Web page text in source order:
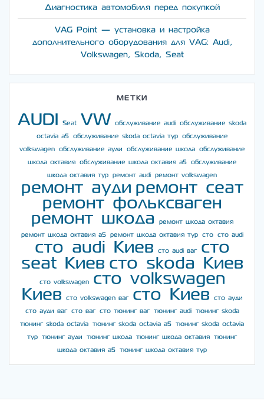
Диагностика автомобиля перед покупкой
VAG Point — установка и настройка
дополнительного оборудования для VAG: Audi,
Volkswagen, Skoda, Seat
МЕТКИ
AUDI Seat VW обслуживание audi
обслуживание skoda
octavia a5
обслуживание skoda octavia тур
обслуживание
volkswagen
обслуживание ауди обслуживание шкода
обслуживание
шкода октавия
обслуживание шкода октавия а5
обслуживание
шкода октавия тур
ремонт audi ремонт volkswagen
ремонт ауди ремонт сеат
ремонт фольксваген
ремонт шкода
ремонт шкода октавия
ремонт шкода октавия а5
ремонт шкода октавия тур сто сто audi
сто audi Киев сто audi ваг
сто
seat Киев сто skoda Киев
сто volkswagen
сто volkswagen
Киев
сто volkswagen ваг сто Киев
сто ауди
сто ауди ваг
сто ваг сто тюнинг ваг тюнинг audi
тюнинг skoda
тюнинг skoda octavia
тюнинг skoda octavia a5
тюнинг skoda octavia
тур
тюнинг ауди тюнинг шкода тюнинг шкода октавия
тюнинг
шкода октавия а5
тюнинг шкода октавия тур